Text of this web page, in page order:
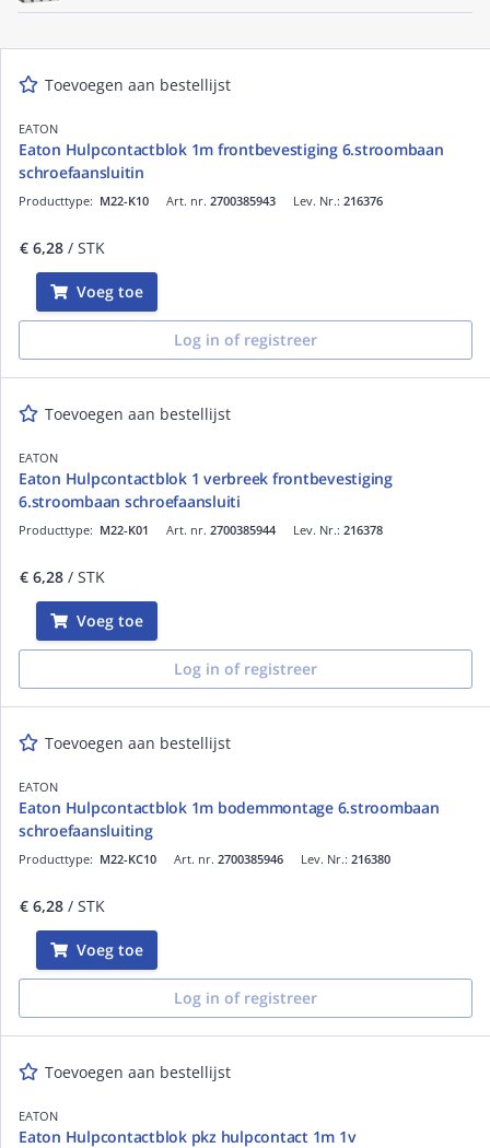
Toevoegen aan bestellijst
EATON
Eaton Hulpcontactblok 1m frontbevestiging 6.stroombaan
schroefaansluitin
Art. nr. 2700385943
Producttype: M22-K10 Lev. Nr.: 216376
€ 6,28 / STK
Voeg toe
Log in of registreer
Toevoegen aan bestellijst
EATON
Eaton Hulpcontactblok 1 verbreek frontbevestiging
6.stroombaan schroefaansluiti
Art. nr. 2700385944
Producttype: M22-K01 Lev. Nr.: 216378
€ 6,28 / STK
Voeg toe
Log in of registreer
Toevoegen aan bestellijst
EATON
Eaton Hulpcontactblok 1m bodemmontage 6.stroombaan
schroefaansluiting
Art. nr. 2700385946
Producttype: M22-KC10 Lev. Nr.: 216380
€ 6,28 / STK
Voeg toe
Log in of registreer
Toevoegen aan bestellijst
EATON
Eaton Hulpcontactblok pkz hulpcontact 1m 1v